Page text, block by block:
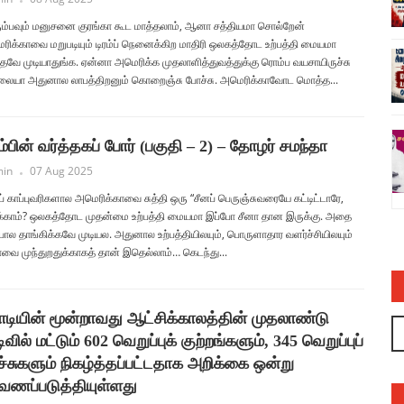
மனுசனை குரங்கா கூட மாத்தலாம், ஆனா சத்தியமா சொல்றேன்
மறுபடியும் டிரம்ப் நெனைக்கிற மாதிரி ஒலகத்தோட உற்பத்தி மையமா
முடியாதுங்க. ஏன்னா அமெரிக்க முதலாளித்துவத்துக்கு ரொம்ப வயசாயிருச்சு
அதுனால லாபத்திறனும் கொறைஞ்சு போச்சு. அமெரிக்காவோட மொத்த...
வர்த்தகப் போர் (பகுதி – 2) – தோழர் சமந்தா
07 Aug 2025
காப்புவரிகளால அமெரிக்காவை சுத்தி ஒரு “சீனப் பெருஞ்சுவரையே கட்டிட்டாரே,
ஒலகத்தோட முதன்மை உற்பத்தி மையமா இப்போ சீனா தான இருக்கு. அதை
தாங்கிக்கவே முடியல. அதுனால உற்பத்தியிலயும், பொருளாதார வளர்ச்சியிலயும்
முந்துறதுக்காகத் தான் இதெல்லாம்… கெடந்து...
மூன்றாவது ஆட்சிக்காலத்தின் முதலாண்டு
மட்டும் 602 வெறுப்புக் குற்றங்களும், 345 வெறுப்புப்
நிகழ்த்தப்பட்டதாக அறிக்கை ஒன்று
பாயாசம்
சனாதனத்திற்கு எதிரான வள்ளலார் ஆளுநர்
ரவியின் பொய்யும் புனைசுருட்டும் – அருண்
admin 03 Jul 2023